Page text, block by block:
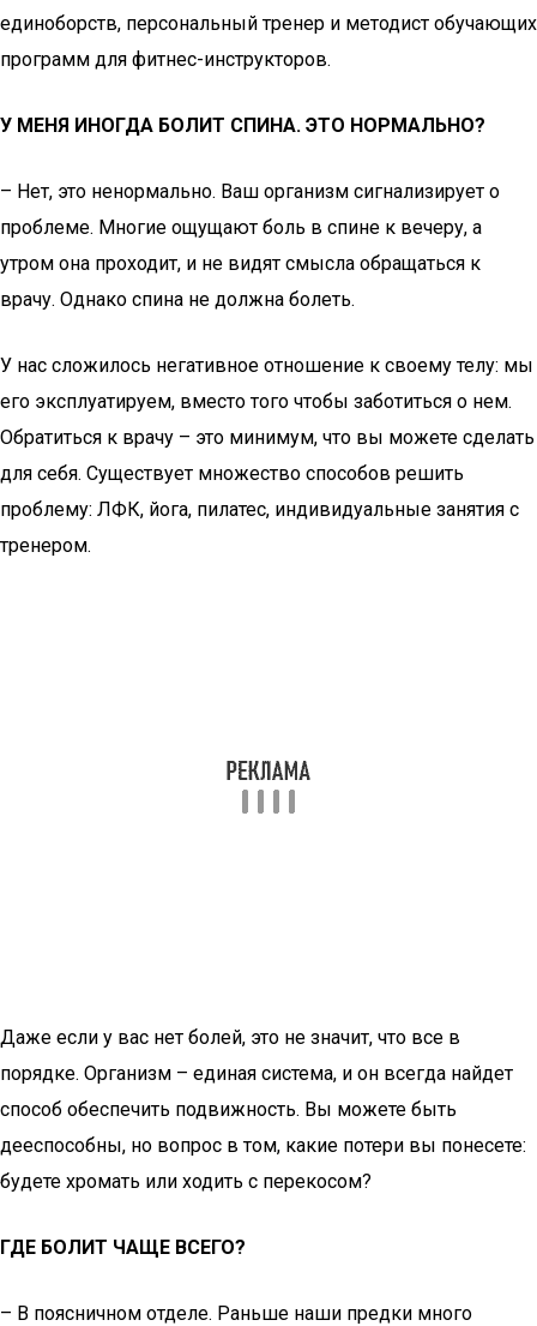
единоборств, персональный тренер и методист обучающих
программ для фитнес-инструкторов.
У МЕНЯ ИНОГДА БОЛИТ СПИНА. ЭТО НОРМАЛЬНО?
– Нет, это ненормально. Ваш организм сигнализирует о
проблеме. Многие ощущают боль в спине к вечеру, а
утром она проходит, и не видят смысла обращаться к
врачу. Однако спина не должна болеть.
У нас сложилось негативное отношение к своему телу: мы
его эксплуатируем, вместо того чтобы заботиться о нем.
Обратиться к врачу – это минимум, что вы можете сделать
для себя. Существует множество способов решить
проблему: ЛФК, йога, пилатес, индивидуальные занятия с
тренером.
Даже если у вас нет болей, это не значит, что все в
порядке. Организм – единая система, и он всегда найдет
способ обеспечить подвижность. Вы можете быть
дееспособны, но вопрос в том, какие потери вы понесете:
будете хромать или ходить с перекосом?
ГДЕ БОЛИТ ЧАЩЕ ВСЕГО?
– В поясничном отделе. Раньше наши предки много